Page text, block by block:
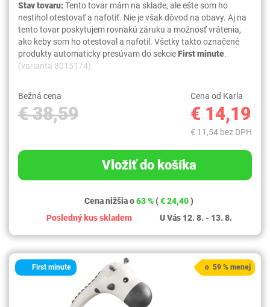
Stav tovaru:Tento tovar mám na sklade, ale ešte som ho
nestihol otestovať a nafotiť. Nie je však dôvod na obavy. Aj na
tento tovar poskytujem rovnakú záruku a možnosť vrátenia,
ako keby som ho otestoval a nafotil. Všetky takto označené
produkty automaticky presúvam do sekcieFirst minute.
(varianta 8015174)
Bežná cena
€ 38,59
Cena od Karla
€ 14,19
€ 11,54 bez DPH
Vložiť do košíka
Cena nižšia o63 % (€ 24,40)
Posledný kus skladem
U Vás 12. 8. - 13. 8.
First minute o 59 % menej